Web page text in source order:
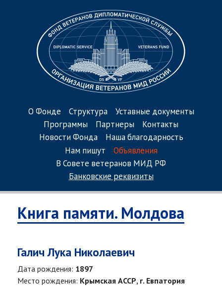
О Фонде Структура
Уставные документы
Программы
Партнеры
Контакты
Новости Фонда
Наша благодарность
Нам пишут
Объявления
В Совете ветеранов МИД РФ
Банковские реквизиты
Книга памяти. Молдова
Галич Лука Николаевич
Дата рождения: 1897
Место рождения: Крымская АССР, г. Евпатория